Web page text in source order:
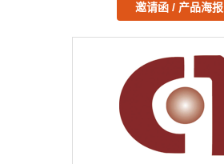
邀请函 / 产品海报